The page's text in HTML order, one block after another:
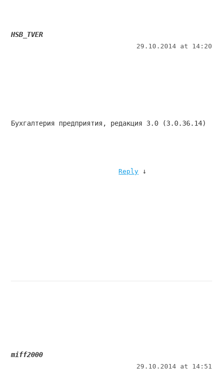
HSB_TVER
29.10.2014 at 14:20
Бухгалтерия предприятия, редакция 3.0 (3.0.36.14)
Reply ↓
miff2000
29.10.2014 at 14:51